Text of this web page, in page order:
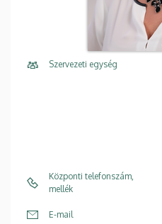
Szervezeti egység
Központi telefonszám,
mellék
E-mail